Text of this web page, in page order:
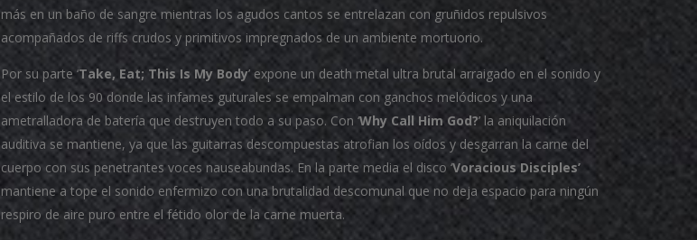
más en un baño de sangre mientras los agudos cantos se entrelazan con gruñidos repulsivos
acompañados de riffs crudos y primitivos impregnados de un ambiente mortuorio.
Por su parte ‘Take, Eat; This Is My Body’ expone un death metal ultra brutal arraigado en el sonido y
el estilo de los 90 donde las infames guturales se empalman con ganchos melódicos y una
ametralladora de batería que destruyen todo a su paso. Con ‘Why Call Him God?’ la aniquilación
auditiva se mantiene, ya que las guitarras descompuestas atrofian los oídos y desgarran la carne del
cuerpo con sus penetrantes voces nauseabundas. En la parte media el disco ‘Voracious Disciples’
mantiene a tope el sonido enfermizo con una brutalidad descomunal que no deja espacio para ningún
respiro de aire puro entre el fétido olor de la carne muerta.